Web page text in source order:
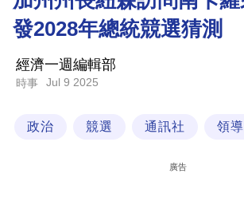
財
商
業
發2028年總統競選猜測
經濟一週編輯部
時事 Jul 9 2025
政治 競選 通訊社 領導
廣告